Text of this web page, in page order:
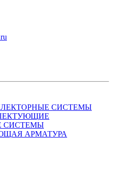
СИСТЕМЫ
СИСТЕМЫ
АРМАТУРА